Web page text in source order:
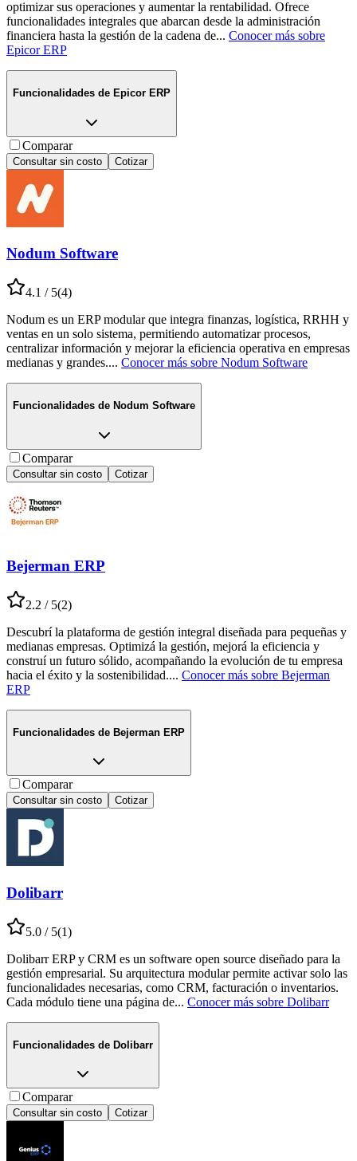
optimizar sus operaciones y aumentar la rentabilidad. Ofrece
funcionalidades integrales que abarcan desde la administración
financiera hasta la gestión de la cadena de... Conocer más sobre
Epicor ERP
Funcionalidades de Epicor ERP
Comparar
Consultar sin costo Cotizar
Nodum Software
4.1 / 5(4)
Nodum es un ERP modular que integra finanzas, logística, RRHH y
ventas en un solo sistema, permitiendo automatizar procesos,
centralizar información y mejorar la eficiencia operativa en empresas
medianas y grandes.... Conocer más sobre Nodum Software
Funcionalidades de Nodum Software
Comparar
Consultar sin costo Cotizar
Bejerman ERP
2.2 / 5(2)
Descubrí la plataforma de gestión integral diseñada para pequeñas y
medianas empresas. Optimizá la gestión, mejorá la eficiencia y
construí un futuro sólido, acompañando la evolución de tu empresa
hacia el éxito y la sostenibilidad.... Conocer más sobre Bejerman
ERP
Funcionalidades de Bejerman ERP
Comparar
Consultar sin costo Cotizar
Dolibarr
5.0 / 5(1)
Dolibarr ERP y CRM es un software open source diseñado para la
gestión empresarial. Su arquitectura modular permite activar solo las
funcionalidades necesarias, como CRM, facturación o inventarios.
Cada módulo tiene una página de... Conocer más sobre Dolibarr
Funcionalidades de Dolibarr
Comparar
Consultar sin costo Cotizar